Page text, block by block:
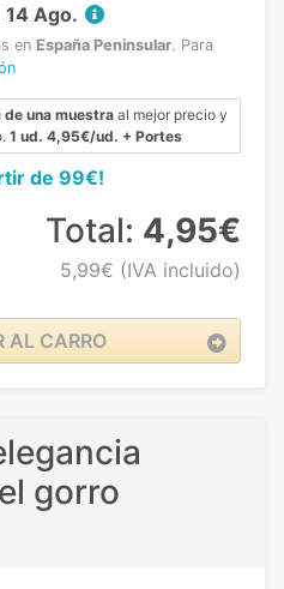
14 Ago.
en España Peninsular. Para
de una muestra al mejor precio y
1 ud. 4,95€/ud. + Portes
de 99€!
Total: 4,95€
5,99€ (IVA incluido)
CARRO
gorro